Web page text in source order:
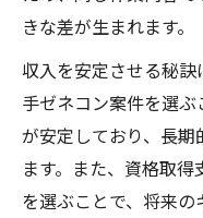
きな差が生まれます。
収入を安定させる秘
手ゼネコン案件を選
が安定しており、長
ます。また、資格取
を選ぶことで、将来